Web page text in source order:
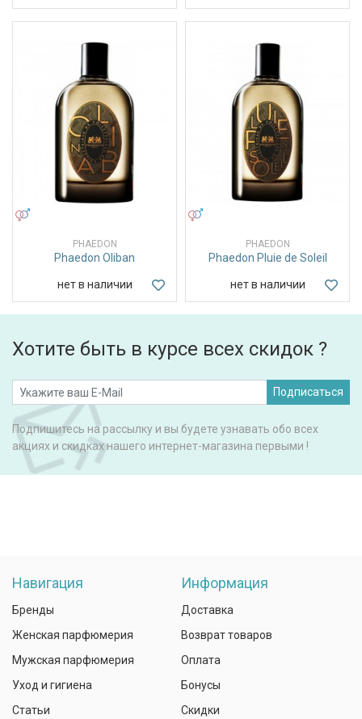
PHAEDON
Phaedon Oliban
нет в наличии
PHAEDON
Phaedon Pluie de Soleil
нет в наличии
Хотите быть в курсе всех скидок ?
Подписаться
Подпишитесь на рассылку и вы будете узнавать обо всех
акциях и скидках нашего интернет-магазина первыми !
Навигация
Бренды
Женская парфюмерия
Мужская парфюмерия
Уход и гигиена
Статьи
Информация
Доставка
Возврат товаров
Оплата
Бонусы
Скидки